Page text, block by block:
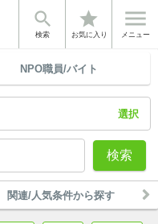

検索
star
お気に入り

メニュー
NPO職員/バイト
選択
検索
関連/人気条件から探す